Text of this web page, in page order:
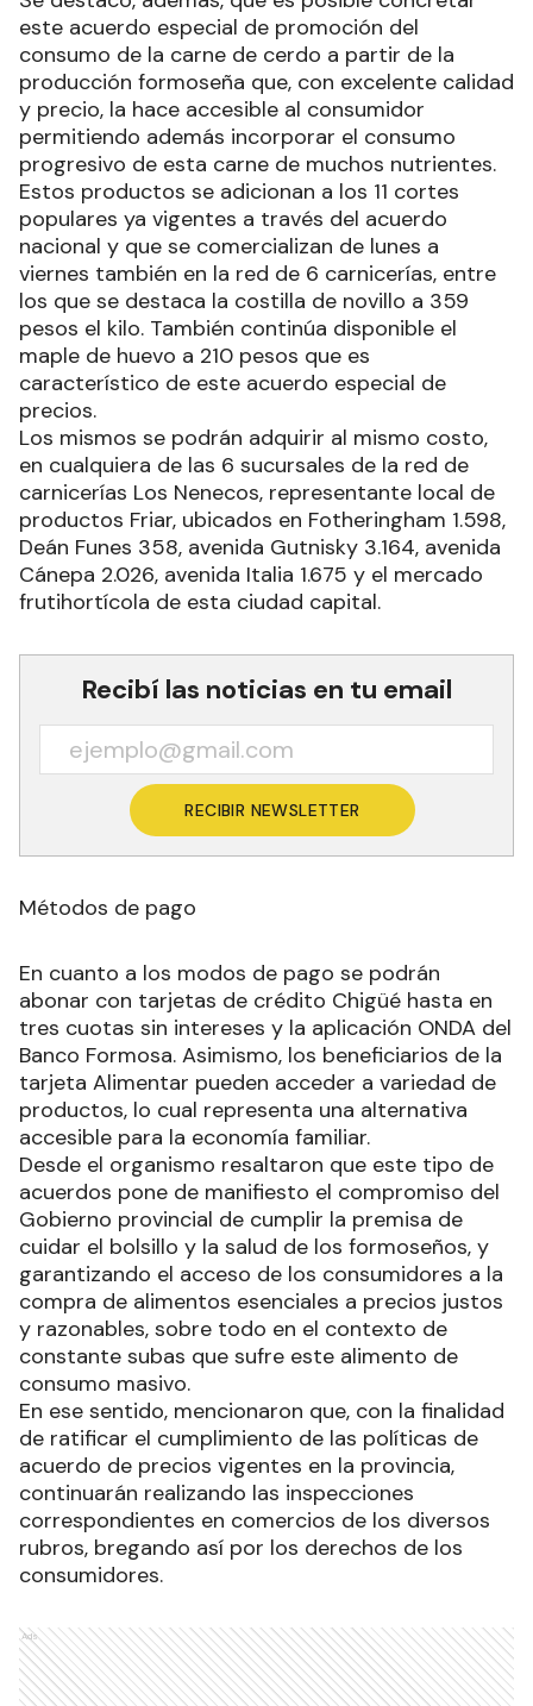
este acuerdo especial de promoción del
consumo de la carne de cerdo a partir de la
producción formoseña que, con excelente calidad
y precio, la hace accesible al consumidor
permitiendo además incorporar el consumo
progresivo de esta carne de muchos nutrientes.
Estos productos se adicionan a los 11 cortes
populares ya vigentes a través del acuerdo
nacional y que se comercializan de lunes a
viernes también en la red de 6 carnicerías, entre
los que se destaca la costilla de novillo a 359
pesos el kilo. También continúa disponible el
maple de huevo a 210 pesos que es
característico de este acuerdo especial de
precios.
Los mismos se podrán adquirir al mismo costo,
en cualquiera de las 6 sucursales de la red de
carnicerías Los Nenecos, representante local de
productos Friar, ubicados en Fotheringham 1.598,
Deán Funes 358, avenida Gutnisky 3.164, avenida
Cánepa 2.026, avenida Italia 1.675 y el mercado
frutihortícola de esta ciudad capital.
Recibí las noticias en tu email
RECIBIR NEWSLETTER
Métodos de pago
En cuanto a los modos de pago se podrán
abonar con tarjetas de crédito Chigüé hasta en
tres cuotas sin intereses y la aplicación ONDA del
Banco Formosa. Asimismo, los beneficiarios de la
tarjeta Alimentar pueden acceder a variedad de
productos, lo cual representa una alternativa
accesible para la economía familiar.
Desde el organismo resaltaron que este tipo de
acuerdos pone de manifiesto el compromiso del
Gobierno provincial de cumplir la premisa de
cuidar el bolsillo y la salud de los formoseños, y
garantizando el acceso de los consumidores a la
compra de alimentos esenciales a precios justos
y razonables, sobre todo en el contexto de
constante subas que sufre este alimento de
consumo masivo.
En ese sentido, mencionaron que, con la finalidad
de ratificar el cumplimiento de las políticas de
acuerdo de precios vigentes en la provincia,
continuarán realizando las inspecciones
correspondientes en comercios de los diversos
rubros, bregando así por los derechos de los
consumidores.
Ads